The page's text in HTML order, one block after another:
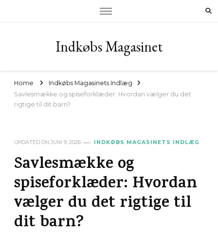
Indkøbs Magasinet
Home
Indkøbs Magasinets Indlæg
Savlesmække og spiseforklæder: Hvordan vælger du det
rigtige til dit barn?
UPDATED ON JUNI 9, 2026 INDKØBS MAGASINETS INDLÆG
Savlesmække og
spiseforklæder: Hvordan
vælger du det rigtige til
dit barn?